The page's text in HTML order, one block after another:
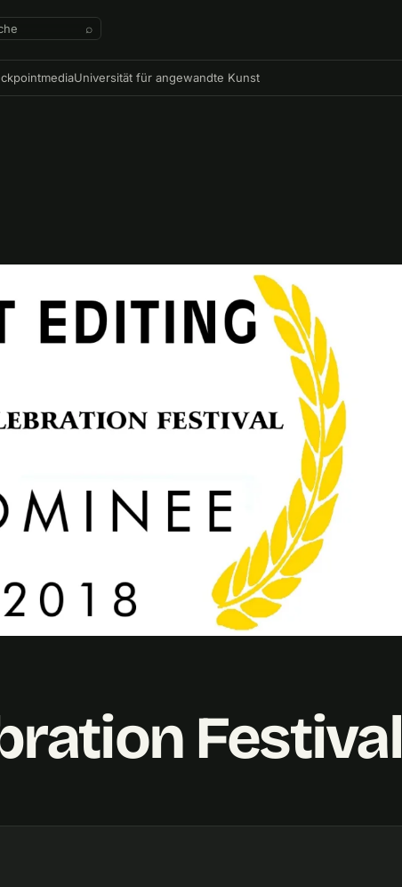
⌕
Universität für angewandte Kunst
Festival